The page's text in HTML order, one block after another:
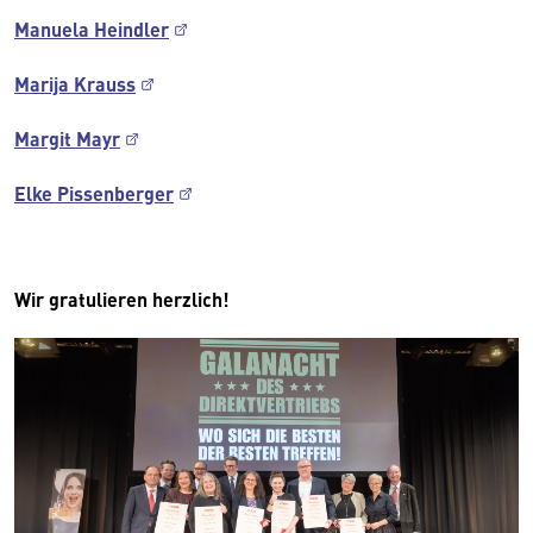
Manuela Heindler
Marija Krauss
Margit Mayr
Elke Pissenberger
Wir gratulieren herzlich!